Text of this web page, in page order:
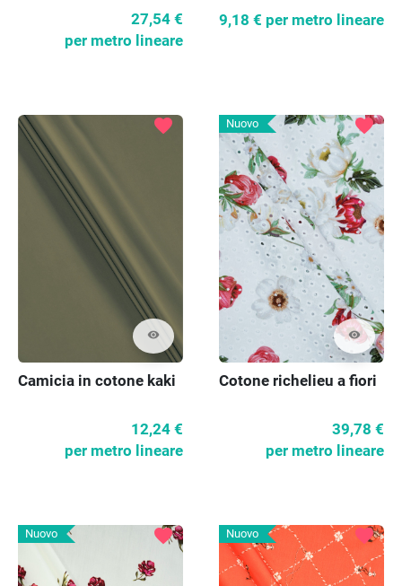
27,54 €
per metro lineare
9,18 € per metro lineare
visibility
favorite
Camicia in cotone kaki
12,24 €
per metro lineare
Nuovo
visibility
favorite
Cotone richelieu a fiori
39,78 €
per metro lineare
Nuovo favorite Nuovo favorite